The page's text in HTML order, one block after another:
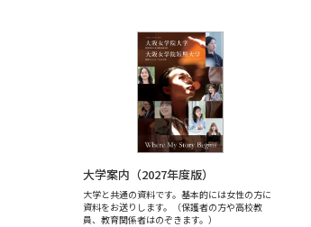
大学案内（2027年度版）
大学と共通の資料です。基本的には女性の方に
資料をお送りします。（保護者の方や高校教
員、教育関係者はのぞきます。）